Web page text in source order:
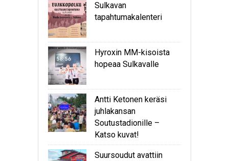
Sulkavan
tapahtumakalenteri
Hyroxin MM-kisoista
hopeaa Sulkavalle
Antti Ketonen keräsi
juhlakansan
Soutustadionille –
Katso kuvat!
Suursoudut avattiin